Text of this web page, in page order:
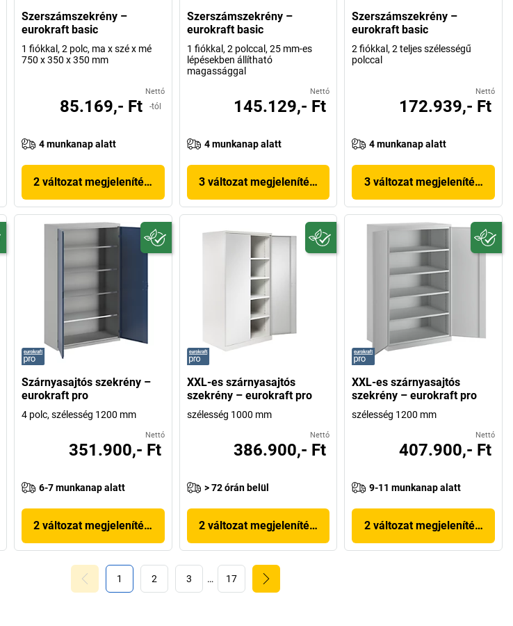
Szerszámszekrény –
eurokraft basic
1 fiókkal, 2 polc, ma x szé x mé
750 x 350 x 350 mm
Nettó
85.169,- Ft -tól
4 munkanap alatt
2 változat megjelenítése
Szerszámszekrény –
eurokraft basic
1 fiókkal, 2 polccal, 25 mm-es
lépésekben állítható
magassággal
Nettó
145.129,- Ft
4 munkanap alatt
3 változat megjelenítése
Szerszámszekrény –
eurokraft basic
2 fiókkal, 2 teljes szélességű
polccal
Nettó
172.939,- Ft
4 munkanap alatt
3 változat megjelenítése
Szárnyasajtós szekrény –
eurokraft pro
4 polc, szélesség 1200 mm
Nettó
351.900,- Ft
6-7 munkanap alatt
2 változat megjelenítése
XXL-es szárnyasajtós
szekrény – eurokraft pro
szélesség 1000 mm
Nettó
386.900,- Ft
> 72 órán belül
2 változat megjelenítése
XXL-es szárnyasajtós
szekrény – eurokraft pro
szélesség 1200 mm
Nettó
407.900,- Ft
9-11 munkanap alatt
2 változat megjelenítése
1 2 3 … 17